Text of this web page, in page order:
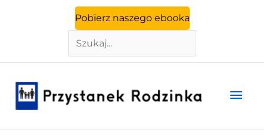
Pobierz naszego ebooka
Szukaj